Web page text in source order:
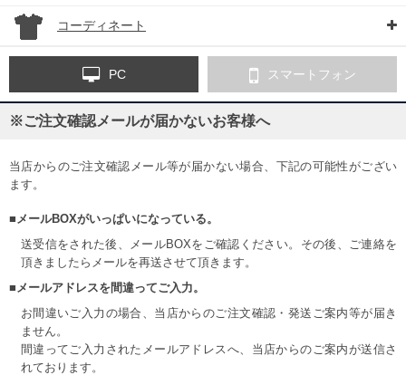
コーディネート
PC スマートフォン
※ご注文確認メールが届かないお客様へ
当店からのご注文確認メール等が届かない場合、下記の可能性がござい
ます。
■メールBOXがいっぱいになっている。
送受信をされた後、メールBOXをご確認ください。その後、ご連絡を
頂きましたらメールを再送させて頂きます。
■メールアドレスを間違ってご入力。
お間違いご入力の場合、当店からのご注文確認・発送ご案内等が届き
ません。
間違ってご入力されたメールアドレスへ、当店からのご案内が送信さ
れております。